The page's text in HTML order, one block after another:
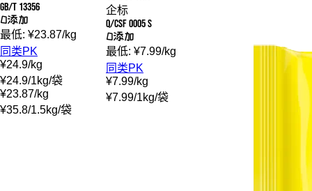
GB/T 13356
0添加
最低: ¥23.87/kg
同类PK
¥24.9/kg
¥24.9/1kg/袋
¥23.87/kg
¥35.8/1.5kg/袋
企标
Q/CSF 0005 S
0添加
最低: ¥7.99/kg
同类PK
¥7.99/kg
¥7.99/1kg/袋